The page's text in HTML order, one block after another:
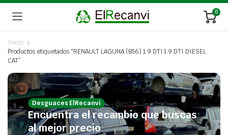
0
Inicio
Productos etiquetados “RENAULT LAGUNA (B56) 1.9 DTI 1.9 DTI DIESEL
CAT”
Desguaces ElRecanvi
Encuentra el recambio que buscas
al mejor precio